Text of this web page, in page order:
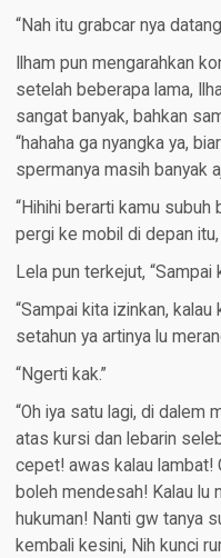
“Nah itu grabcar nya
Ilham pun mengarahkan
setelah beberapa lama,
sangat banyak, bahkan
“hahaha ga nyangka ya,
spermanya masih banyak
“Hihihi berarti kamu subuh
pergi ke mobil di depan itu,
Lela pun terkejut, “Sampai
“Sampai kita izinkan,
setahun ya artinya lu
“Ngerti kak.”
“Oh iya satu lagi, di dalem
atas kursi dan lebarin
cepet! awas kalau lambat!
boleh mendesah! Kalau lu
hukuman! Nanti gw tanya
kembali kesini, Nih kunci